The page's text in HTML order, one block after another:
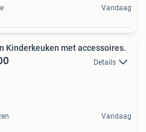
Vandaag
Kinderkeuken met accessoires.
Details
Vandaag